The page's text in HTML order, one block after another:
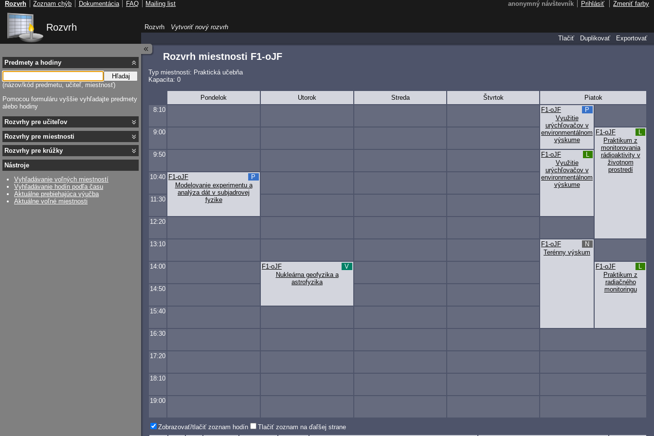
Rozvrh
Rozvrh miestnosti F1-oJF
Typ miestnosti: Praktická učebňa
Kapacita: 0
Pondelok Utorok Streda Štvrtok
Piatok
8:10
Využitie
urýchľovačov v
environmentálnom
výskume
F1-oJF P
9:00
Praktikum z
monitorovania
rádioaktivity v
životnom
prostredí
F1-oJF L
9:50
Využitie
urýchľovačov v
environmentálnom
výskume
F1-oJF L
10:40
Modelovanie experimentu a
analýza dát v subjadrovej
fyzike
F1-oJF P
11:30
12:20
13:10
Terénny výskum
F1-oJF N
14:00
Nukleárna geofyzika a
astrofyzika
F1-oJF
V
Praktikum z
radiačného
monitoringu
F1-oJF L
14:50
15:40
16:30
17:20
18:10
19:00
Zobrazovať/tlačiť zoznam hodín Tlačiť zoznam na ďaľšej strane
Predmety a hodiny
Hľadaj
(názov/kód predmetu, učiteľ, miestnosť)
Pomocou formuláru vyššie vyhľadajte predmety
alebo hodiny
Rozvrhy pre učiteľov
Rozvrhy pre miestnosti
Rozvrhy pre krúžky
Nástroje
Vyhľadávanie voľných miestností
Vyhľadávanie hodín podľa času
Aktuálne prebiehajúca výučba
Aktuálne voľné miestnosti
Rozvrh
Vytvoriť nový rozvrh
Tlačiť
Duplikovať Exportovať
anonymný návštevník Prihlásiť Zmeniť farby
Rozvrh Zoznam chýb Dokumentácia FAQ Mailing list